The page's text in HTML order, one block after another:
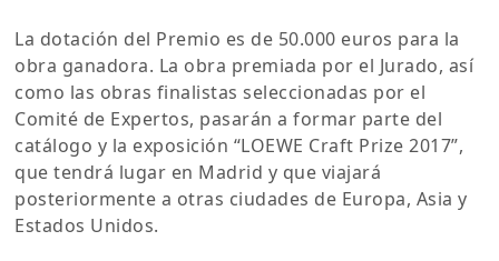
La dotación del Premio es de 50.000 euros para la
obra ganadora. La obra premiada por el Jurado, así
como las obras finalistas seleccionadas por el
Comité de Expertos, pasarán a formar parte del
catálogo y la exposición “LOEWE Craft Prize 2017”,
que tendrá lugar en Madrid y que viajará
posteriormente a otras ciudades de Europa, Asia y
Estados Unidos.